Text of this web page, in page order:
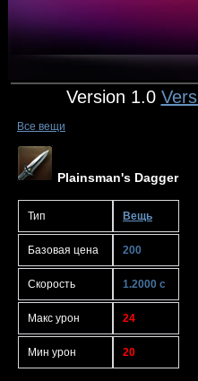
Version 1.0
Все вещи
Plainsman's Dagger
Тип Вещь
Базовая цена 200
Скорость 1.2000 с
Макс урон 24
Мин урон 20